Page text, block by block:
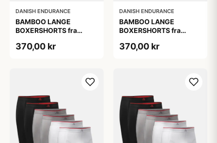
DANISH ENDURANCE
BAMBOO LANGE
BOXERSHORTS fra
Sort/Rød | Grå | Hvid 3-
370,00 kr
DANISH ENDURANCE
BAMBOO LANGE
BOXERSHORTS fra
Sort/Rød | Grå | Hvid 3-
370,00 kr